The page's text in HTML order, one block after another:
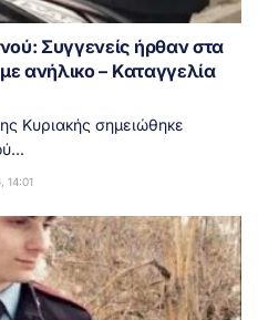
Συγγενείς ήρθαν στα
ανήλικο – Καταγγελία
Κυριακής σημειώθηκε
14:01